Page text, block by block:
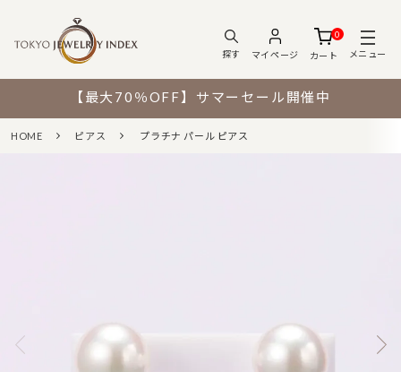
探す マイページ
0
カート
メニュー
【最大70％OFF】サマーセール開催中
HOME ピアス プラチナ パール ピアス